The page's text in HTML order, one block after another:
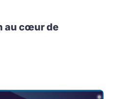
au cœur de